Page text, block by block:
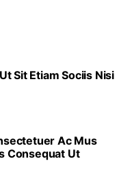
Sit Etiam Sociis Nisi
Ac Mus
Consequat Ut